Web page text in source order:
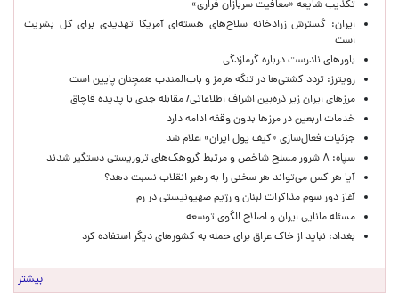
تکذیب شایعه «معافیت سربازان فراری»
ایران: گسترش زرادخانه سلاح‌های هسته‌ای آمریکا تهدیدی برای کل بشریت
است
باورهای نادرست درباره گرمازدگی
رویترز: تردد کشتی‌ها در تنگه هرمز و باب‌المندب همچنان پایین است
مرزهای ایران زیر ذره‌بین اشراف اطلاعاتی/ مقابله جدی با پدیده قاچاق
خدمات اربعین در مرزها بدون وقفه ادامه دارد
جزئیات فعال‌سازی «کیف پول ایران» اعلام شد
سپاه: ۸ شرور مسلح شاخص و مرتبط گروهک‌های تروریستی دستگیر شدند
آیا هر کس می‌تواند هر سخنی را به رهبر انقلاب نسبت دهد؟
آغاز دور سوم مذاکرات لبنان و رژیم صهیونیستی در رم
مسئله مانایی ایران و اصلاح الگوی توسعه
بغداد: نباید از خاک عراق برای حمله به کشورهای دیگر استفاده کرد
بیشتر